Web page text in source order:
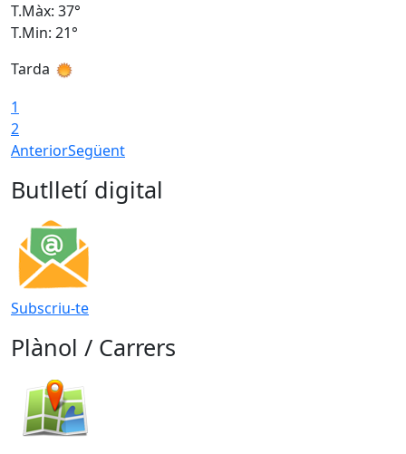
T.Màx: 37°
T.Min: 21°
Tarda
1
2
AnteriorSegüent
Butlletí digital
Subscriu-te
Plànol / Carrers